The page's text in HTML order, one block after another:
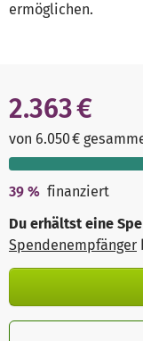
ermöglichen.
2.363 €
von 6.050 €
39 % finanziert
Du erhältst eine
Spendenempfänger